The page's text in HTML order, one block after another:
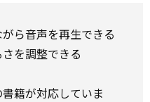
ら音声を再生できる
を調整できる
籍が対応していま